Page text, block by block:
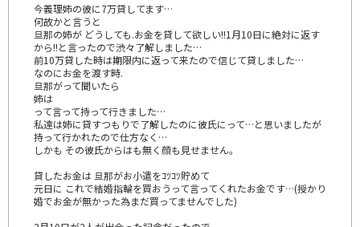
今義理姉の彼に7万貸してます…
何故かと言うと
旦那の姉が どうしても.お金を貸して欲しい!!1月10日に絶対に返す
から!!と言ったので渋々了解しました…
前10万貸した時は期限内に返って来たので信じて貸しました…
なのにお金を渡す時.
旦那がって聞いたら
姉は
って言って持って行きました…
私達は姉に貸すつもりで了解したのに彼氏にって…と思いましたが
持って行かれたので仕方なく…
しかも その彼氏からはも無く顔も見せません｡
貸したお金は 旦那がお小遣をｺﾂｺﾂ貯めて
元日に これで結婚指輪を買おうって言ってくれたお金です…(授かり
婚でお金が無かった為まだ買ってませんでした)